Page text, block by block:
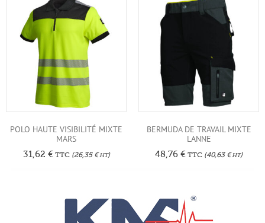
POLO HAUTE VISIBILITÉ MIXTE
MARS
31,62 €TTC(26,35 €HT)
BERMUDA DE TRAVAIL MIXTE
LANNE
48,76 € TTC (40,63 €HT)